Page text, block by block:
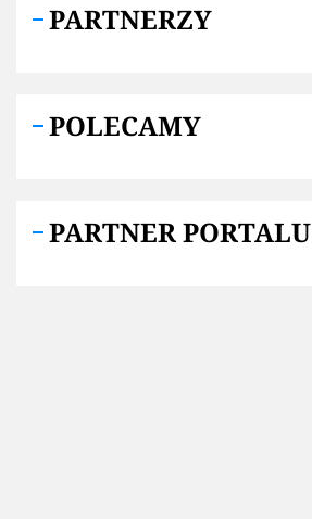
PARTNERZY
POLECAMY
PARTNER PORTALU